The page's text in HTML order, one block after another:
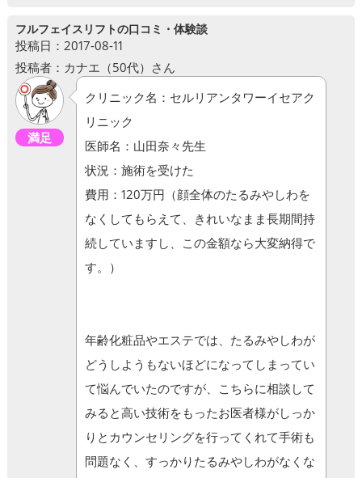
フルフェイスリフトの口コミ・体験談
投稿日：2017-08-11
投稿者：カナエ（50代）さん
満足
クリニック名：セルリアンタワーイセアク
リニック
医師名：山田奈々先生
状況：施術を受けた
費用：120万円（顔全体のたるみやしわを
なくしてもらえて、きれいなまま長期間持
続していますし、この金額なら大変納得で
す。）
年齢化粧品やエステでは、たるみやしわが
どうしようもないほどになってしまってい
て悩んでいたのですが、こちらに相談して
みると高い技術をもったお医者様がしっか
りとカウンセリングを行ってくれて手術も
問題なく、すっかりたるみやしわがなくな